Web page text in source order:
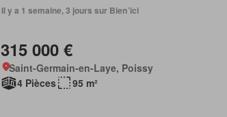
Il y a 1 semaine, 3 jours sur Bien´ici
315 000 €
Saint-Germain-en-Laye, Poissy
4 Pièces
95 m²